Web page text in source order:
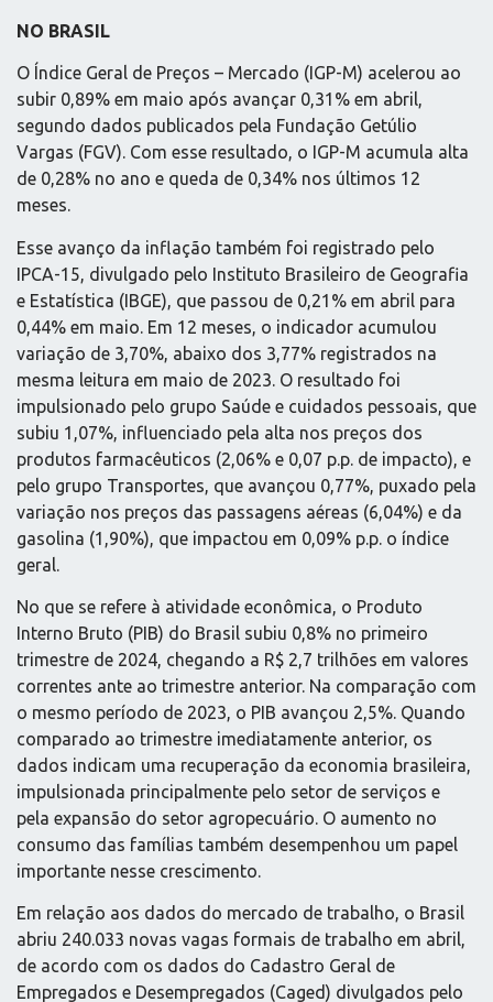
NO BRASIL
O Índice Geral de Preços – Mercado (IGP-M) acelerou ao
subir 0,89% em maio após avançar 0,31% em abril,
segundo dados publicados pela Fundação Getúlio
Vargas (FGV). Com esse resultado, o IGP-M acumula alta
de 0,28% no ano e queda de 0,34% nos últimos 12
meses.
Esse avanço da inflação também foi registrado pelo
IPCA-15, divulgado pelo Instituto Brasileiro de Geografia
e Estatística (IBGE), que passou de 0,21% em abril para
0,44% em maio. Em 12 meses, o indicador acumulou
variação de 3,70%, abaixo dos 3,77% registrados na
mesma leitura em maio de 2023. O resultado foi
impulsionado pelo grupo Saúde e cuidados pessoais, que
subiu 1,07%, influenciado pela alta nos preços dos
produtos farmacêuticos (2,06% e 0,07 p.p. de impacto), e
pelo grupo Transportes, que avançou 0,77%, puxado pela
variação nos preços das passagens aéreas (6,04%) e da
gasolina (1,90%), que impactou em 0,09% p.p. o índice
geral.
No que se refere à atividade econômica, o Produto
Interno Bruto (PIB) do Brasil subiu 0,8% no primeiro
trimestre de 2024, chegando a R$ 2,7 trilhões em valores
correntes ante ao trimestre anterior. Na comparação com
o mesmo período de 2023, o PIB avançou 2,5%. Quando
comparado ao trimestre imediatamente anterior, os
dados indicam uma recuperação da economia brasileira,
impulsionada principalmente pelo setor de serviços e
pela expansão do setor agropecuário. O aumento no
consumo das famílias também desempenhou um papel
importante nesse crescimento.
Em relação aos dados do mercado de trabalho, o Brasil
abriu 240.033 novas vagas formais de trabalho em abril,
de acordo com os dados do Cadastro Geral de
Empregados e Desempregados (Caged) divulgados pelo